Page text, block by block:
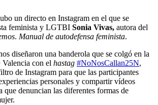
un directo en Instagram en el que se
feminista y LGTBI Sonia Vivas, autora del
. Manual de autodefensa feminista.
diseñaron una banderola que se colgó en la
con el hastag #NoNosCallan25N,
de Instagram para que las participantes
personales y compartir vídeos
que denuncian las diferentes formas de